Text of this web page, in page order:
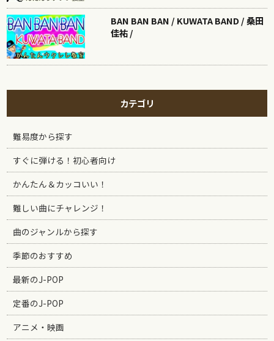
BAN BAN BAN / KUWATA BAND / 桑田
佳祐 /
カテゴリ
難易度から探す
すぐに弾ける！初心者向け
かんたん＆カッコいい！
難しい曲にチャレンジ！
曲のジャンルから探す
季節のおすすめ
最新のJ-POP
定番のJ-POP
アニメ・映画